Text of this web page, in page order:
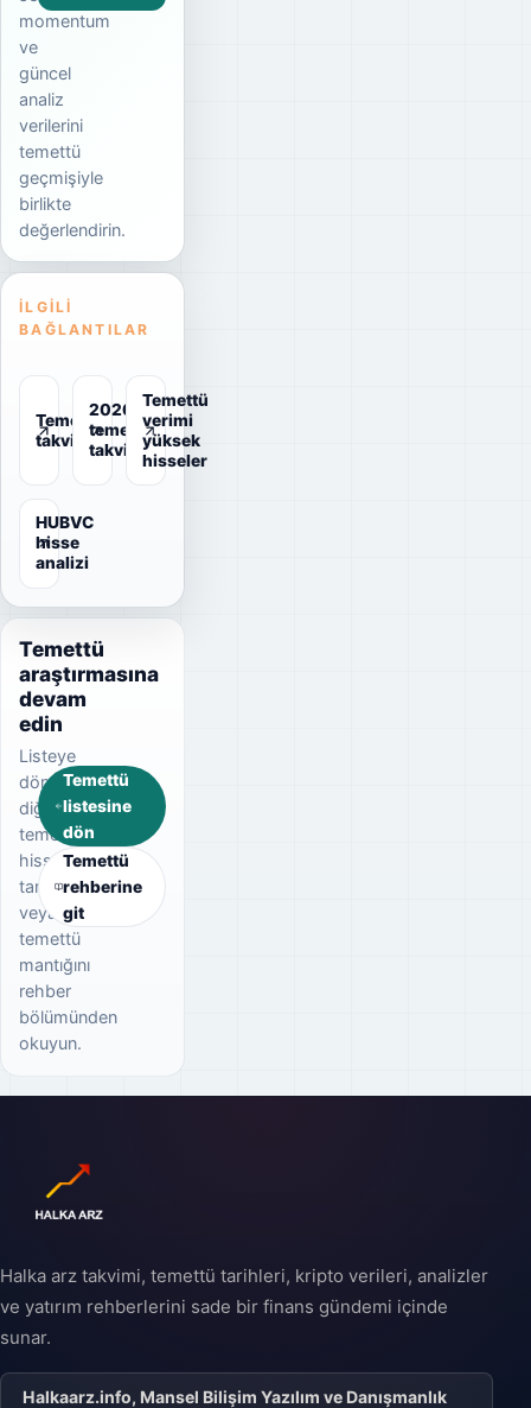
momentum
ve
güncel
analiz
verilerini
temettü
geçmişiyle
birlikte
değerlendirin.
İLGILI
BAĞLANTILAR
Temettü
takvimi
2026
temettü
takvimi
Temettü
verimi
yüksek
hisseler
HUBVC
hisse
analizi
Temettü
araştırmasına
devam
edin
Listeye
dönerek
diğer
temettü
hisselerini
tarayın
veya
temettü
mantığını
rehber
bölümünden
okuyun.
Temettü
listesine
dön
Temettü
rehberine
git
Halka arz takvimi, temettü tarihleri, kripto verileri, analizler
ve yatırım rehberlerini sade bir finans gündemi içinde
sunar.
Halkaarz.info, Mansel Bilişim Yazılım ve Danışmanlık